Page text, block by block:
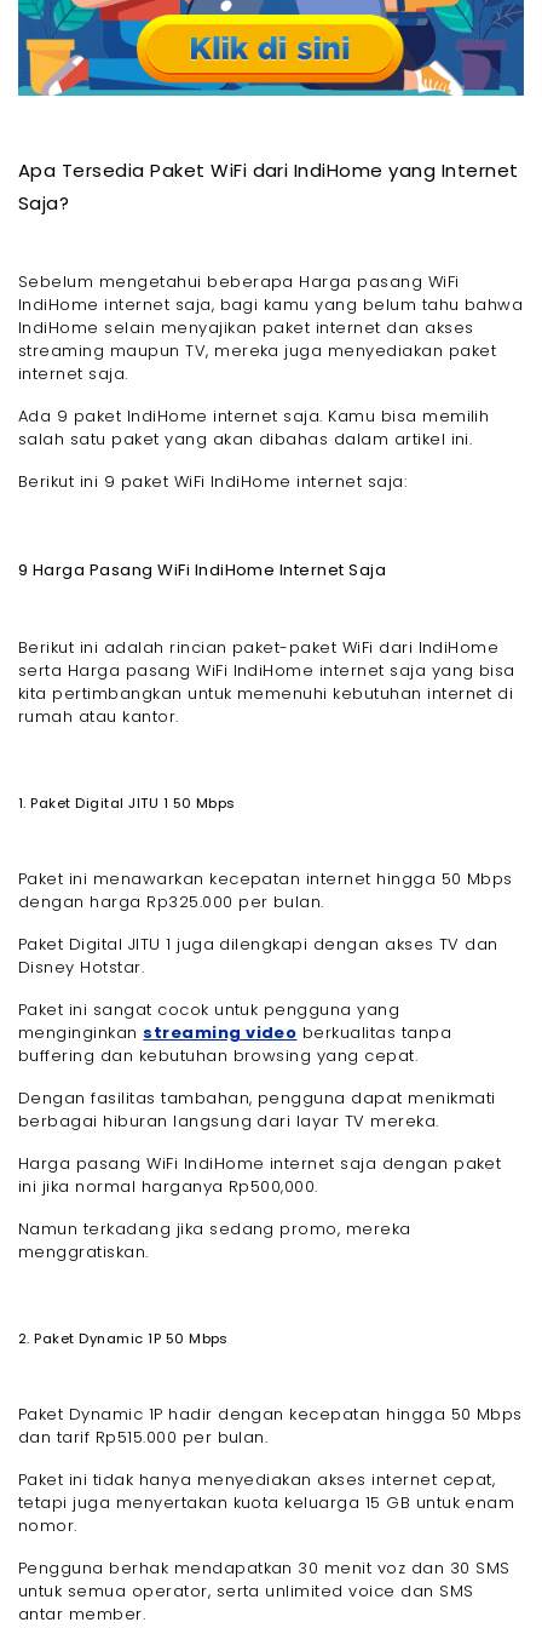
Apa Tersedia Paket WiFi dari IndiHome yang Internet
Saja?
Sebelum mengetahui beberapa Harga pasang WiFi
IndiHome internet saja, bagi kamu yang belum tahu bahwa
IndiHome selain menyajikan paket internet dan akses
streaming maupun TV, mereka juga menyediakan paket
internet saja.
Ada 9 paket IndiHome internet saja. Kamu bisa memilih
salah satu paket yang akan dibahas dalam artikel ini.
Berikut ini 9 paket WiFi IndiHome internet saja:
9 Harga Pasang WiFi IndiHome Internet Saja
Berikut ini adalah rincian paket-paket WiFi dari IndiHome
serta Harga pasang WiFi IndiHome internet saja yang bisa
kita pertimbangkan untuk memenuhi kebutuhan internet di
rumah atau kantor.
1. Paket Digital JITU 1 50 Mbps
Paket ini menawarkan kecepatan internet hingga 50 Mbps
dengan harga Rp325.000 per bulan.
Paket Digital JITU 1 juga dilengkapi dengan akses TV dan
Disney Hotstar.
Paket ini sangat cocok untuk pengguna yang
menginginkan streaming video berkualitas tanpa
buffering dan kebutuhan browsing yang cepat.
Dengan fasilitas tambahan, pengguna dapat menikmati
berbagai hiburan langsung dari layar TV mereka.
Harga pasang WiFi IndiHome internet saja dengan paket
ini jika normal harganya Rp500,000.
Namun terkadang jika sedang promo, mereka
menggratiskan.
2. Paket Dynamic 1P 50 Mbps
Paket Dynamic 1P hadir dengan kecepatan hingga 50 Mbps
dan tarif Rp515.000 per bulan.
Paket ini tidak hanya menyediakan akses internet cepat,
tetapi juga menyertakan kuota keluarga 15 GB untuk enam
nomor.
Pengguna berhak mendapatkan 30 menit voz dan 30 SMS
untuk semua operator, serta unlimited voice dan SMS
antar member.